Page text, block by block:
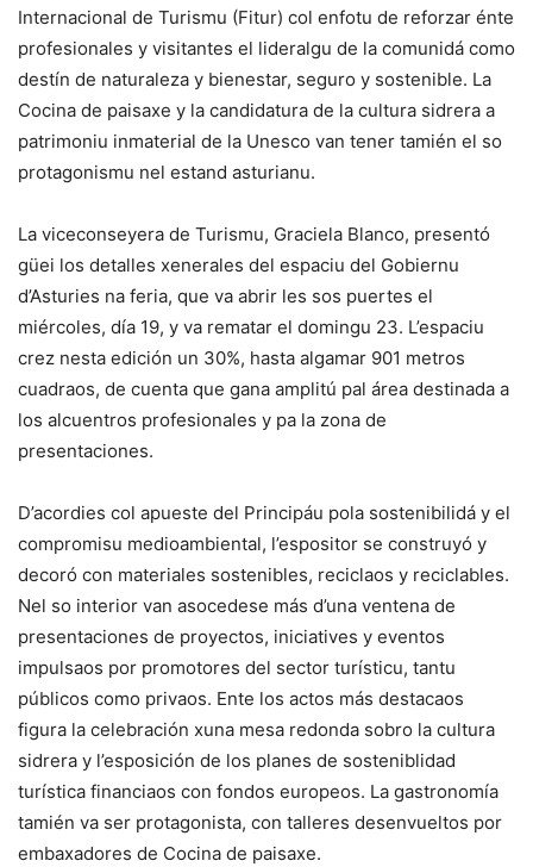
Internacional de Turismu (Fitur) col enfotu de reforzar énte
profesionales y visitantes el lideralgu de la comunidá como
destín de naturaleza y bienestar, seguro y sostenible. La
Cocina de paisaxe y la candidatura de la cultura sidrera a
patrimoniu inmaterial de la Unesco van tener tamién el so
protagonismu nel estand asturianu.
La viceconseyera de Turismu, Graciela Blanco, presentó
güei los detalles xenerales del espaciu del Gobiernu
d’Asturies na feria, que va abrir les sos puertes el
miércoles, día 19, y va rematar el domingu 23. L’espaciu
crez nesta edición un 30%, hasta algamar 901 metros
cuadraos, de cuenta que gana amplitú pal área destinada a
los alcuentros profesionales y pa la zona de
presentaciones.
D’acordies col apueste del Principáu pola sostenibilidá y el
compromisu medioambiental, l’espositor se construyó y
decoró con materiales sostenibles, reciclaos y reciclables.
Nel so interior van asocedese más d’una ventena de
presentaciones de proyectos, iniciatives y eventos
impulsaos por promotores del sector turísticu, tantu
públicos como privaos. Ente los actos más destacaos
figura la celebración xuna mesa redonda sobro la cultura
sidrera y l’esposición de los planes de sosteniblidad
turística financiaos con fondos europeos. La gastronomía
tamién va ser protagonista, con talleres desenvueltos por
embaxadores de Cocina de paisaxe.